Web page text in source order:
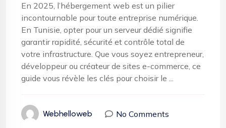
En 2025, l’hébergement web est un pilier
incontournable pour toute entreprise numérique.
En Tunisie, opter pour un serveur dédié signifie
garantir rapidité, sécurité et contrôle total de
votre infrastructure. Que vous soyez entrepreneur,
développeur ou créateur de sites e-commerce, ce
guide vous révèle les clés pour choisir le ...
Webhelloweb No Comments